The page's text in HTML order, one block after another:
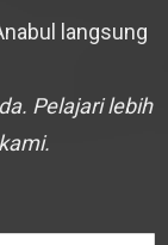
langsung
Pelajari lebih